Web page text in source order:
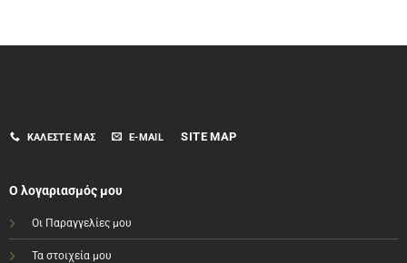
ΚΑΛΈΣΤΕ ΜΑΣ E-MAIL SITE MAP
Ο λογαριασμός μου
Οι Παραγγελίες μου
Τα στοιχεία μου